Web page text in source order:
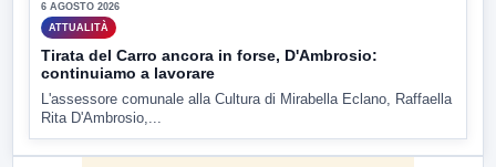
6 AGOSTO 2026
ATTUALITÀ
Tirata del Carro ancora in forse, D'Ambrosio:
continuiamo a lavorare
L'assessore comunale alla Cultura di Mirabella Eclano, Raffaella
Rita D'Ambrosio,...